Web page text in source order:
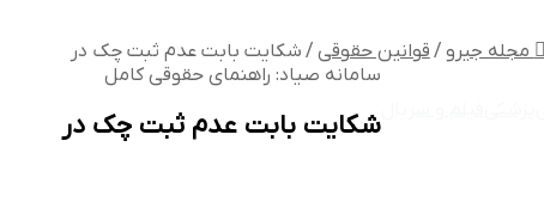
مجله جیرو /قوانین حقوقی / شکایت بابت عدم ثبت چک در
سامانه صیاد: راهنمای حقوقی کامل
شکایت بابت عدم ثبت چک در